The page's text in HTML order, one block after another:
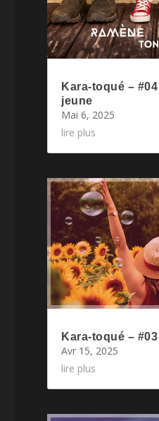
Kara-toqué –
jeune
Mai 6, 2025
lire plus
Kara-toqué –
Avr 15, 2025
lire plus